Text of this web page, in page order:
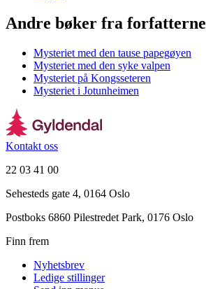
Andre bøker fra forfatterne
Mysteriet med den tause papegøyen
Mysteriet med den syke valpen
Mysteriet på Kongsseteren
Mysteriet i Jotunheimen
Kontakt oss
22 03 41 00
Sehesteds gate 4, 0164 Oslo
Postboks 6860 Pilestredet Park, 0176 Oslo
Finn frem
Nyhetsbrev
Ledige stillinger